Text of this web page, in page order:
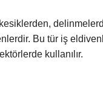
Bu tür iş
kullanılır.